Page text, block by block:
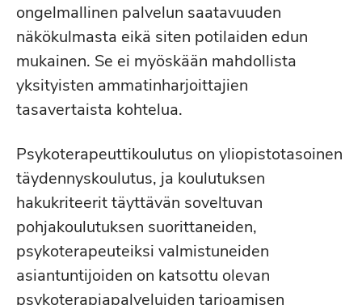
ongelmallinen palvelun saatavuuden
näkökulmasta eikä siten potilaiden edun
mukainen. Se ei myöskään mahdollista
yksityisten ammatinharjoittajien
tasavertaista kohtelua.
Psykoterapeuttikoulutus on yliopistotasoinen
täydennyskoulutus, ja koulutuksen
hakukriteerit täyttävän soveltuvan
pohjakoulutuksen suorittaneiden,
psykoterapeuteiksi valmistuneiden
asiantuntijoiden on katsottu olevan
psykoterapiapalveluiden tarjoamisen